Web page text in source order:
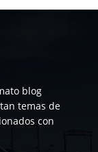
blog
temas de
con